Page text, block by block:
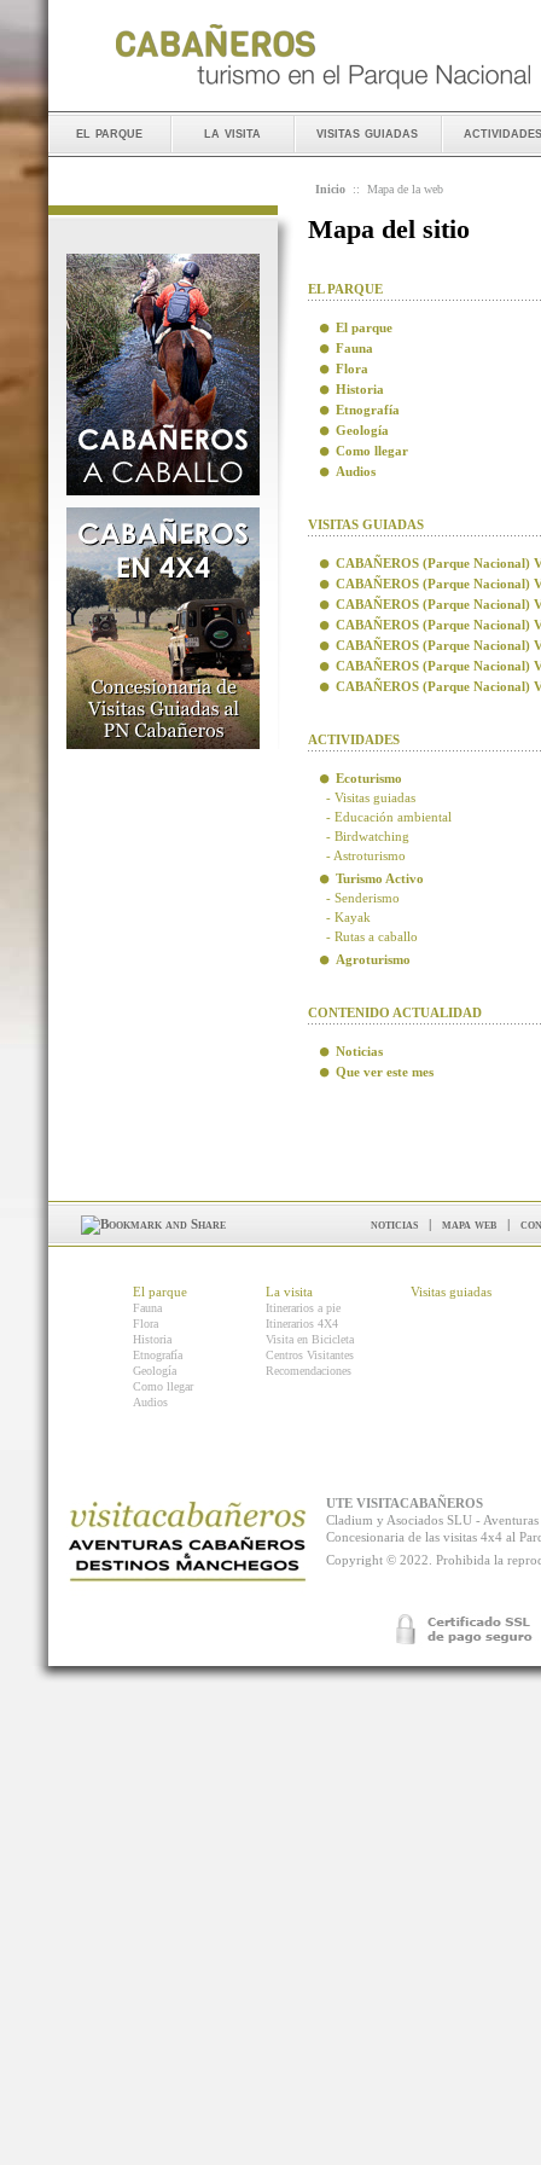
el parque la visita visitas guiadas actividades
Inicio :: Mapa de la web
Mapa del sitio
EL PARQUE
El parque
Fauna
Flora
Historia
Etnografía
Geología
Como llegar
Audios
VISITAS GUIADAS
CABAÑEROS (Parque Nacional)
CABAÑEROS (Parque Nacional)
CABAÑEROS (Parque Nacional)
CABAÑEROS (Parque Nacional)
CABAÑEROS (Parque Nacional)
CABAÑEROS (Parque Nacional)
CABAÑEROS (Parque Nacional)
ACTIVIDADES
Ecoturismo
- Visitas guiadas
- Educación ambiental
- Birdwatching
- Astroturismo
Turismo Activo
- Senderismo
- Kayak
- Rutas a caballo
Agroturismo
CONTENIDO ACTUALIDAD
Noticias
Que ver este mes
noticias | mapa web |
El parque
Fauna
Flora
Historia
Etnografía
Geología
Como llegar
Audios
La visita
Itinerarios a pie
Itinerarios 4X4
Visita en Bicicleta
Centros Visitantes
Recomendaciones
Visitas guiadas
UTE VISITACABAÑEROS
Cladium y Asociados SLU -
Concesionaria de las visitas 4x4 al
Copyright © 2022. Prohibida la